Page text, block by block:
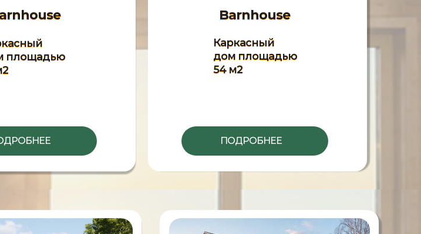
Barnhouse
Каркасный
дом площадью
54 м2
ПОДРОБНЕЕ
площадью